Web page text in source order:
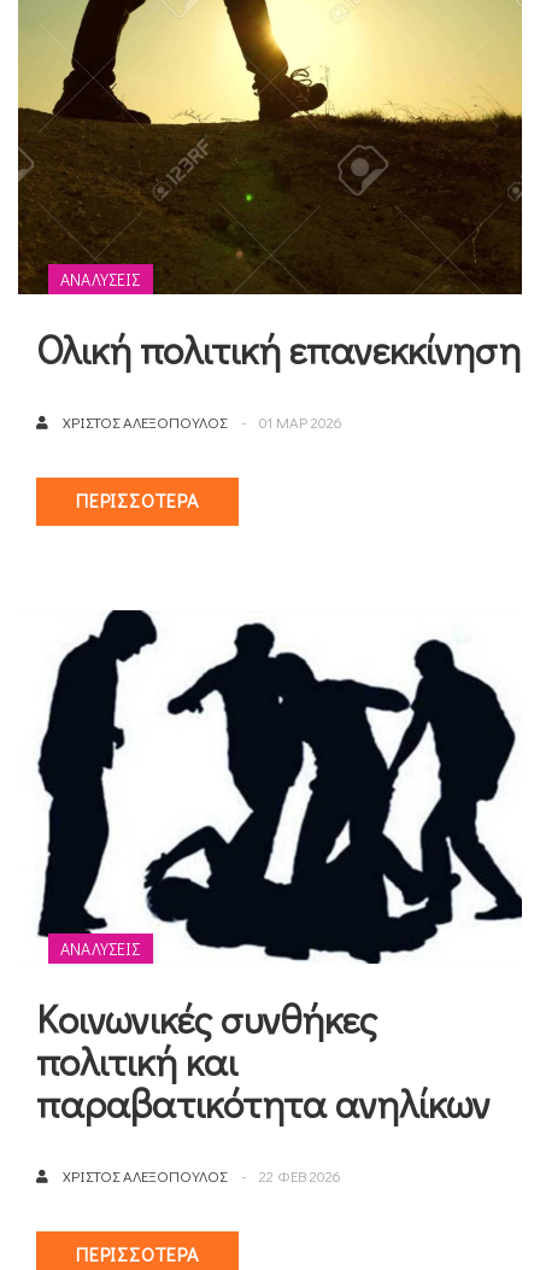
ΑΝΑΛΎΣΕΙΣ
Ολική πολιτική επανεκκίνηση
ΧΡΊΣΤΟΣ ΑΛΕΞΌΠΟΥΛΟΣ 01 ΜΑΡ 2026
ΠΕΡΙΣΣΌΤΕΡΑ
ΑΝΑΛΎΣΕΙΣ
Κοινωνικές συνθήκες
πολιτική και
παραβατικότητα ανηλίκων
ΧΡΊΣΤΟΣ ΑΛΕΞΌΠΟΥΛΟΣ 22 ΦΕΒ 2026
ΠΕΡΙΣΣΌΤΕΡΑ